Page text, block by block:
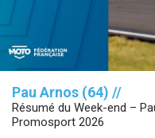
Pau Arnos (64) //
Résumé du Week-end –
Promosport 2026